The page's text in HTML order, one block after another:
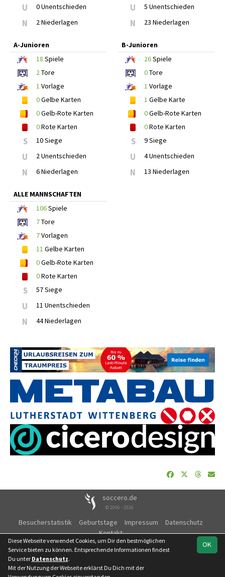
Team
FSA
Hallenlandesmeisterschaft
U 0 Unentschieden
N 2 Niederlagen
U 5 Unentschieden
N 23 Niederlagen
A-Junioren
18 Spiele
2Tore
1 Vorlage
0Gelbe Karten
0Gelb-Rote Karten
0Rote Karten
S 10 Siege
U 2 Unentschieden
N 6 Niederlagen
B-Junioren
26Spiele
0Tore
1 Vorlage
1 Gelbe Karte
0Gelb-Rote Karten
0Rote Karten
S 9 Siege
U 4 Unentschieden
N 13 Niederlagen
ALLE MANNSCHAFTEN
106Spiele
7Tore
7Vorlagen
11 Gelbe Karten
0Gelb-Rote Karten
0Rote Karten
S 57 Siege
U 11 Unentschieden
N 44 Niederlagen
soccero.de
© 2006 - 2026
Besucherstatistik Geburtstage Impressum
Datenschutz
Kontakt
OK
Diese Webseite verwendet Cookies, um Dir den bestmöglichen
Service bieten zu können. Entsprechende Informationen findest
Du unter Datenschutz.
Mit der Nutzung der Webseite erklärst Du Dich mit der